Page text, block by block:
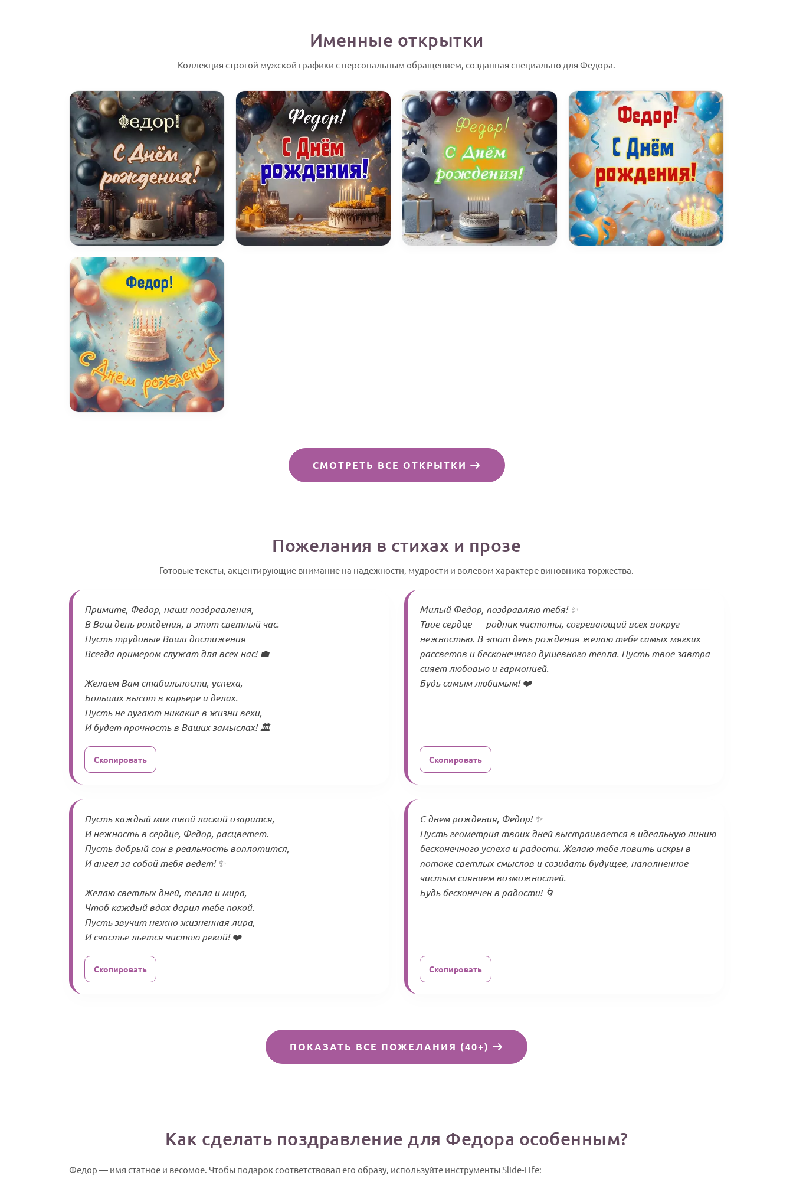
Именные открытки
Коллекция строгой мужской графики с персональным обращением, созданная специально для Федора.
СМОТРЕТЬ ВСЕ ОТКРЫТКИ
Пожелания в стихах и прозе
Готовые тексты, акцентирующие внимание на надежности, мудрости и волевом характере виновника торжества.
Примите, Федор, наши поздравления,
В Ваш день рождения, в этот светлый час.
Пусть трудовые Ваши достижения
Всегда примером служат для всех нас! 💼
Желаем Вам стабильности, успеха,
Больших высот в карьере и делах.
Пусть не пугают никакие в жизни вехи,
И будет прочность в Ваших замыслах! 🏛️
Скопировать
Милый Федор, поздравляю тебя! ✨
Твое сердце — родник чистоты, согревающий всех вокруг
нежностью. В этот день рождения желаю тебе самых мягких
рассветов и бесконечного душевного тепла. Пусть твое завтра
сияет любовью и гармонией.
Будь самым любимым! ❤️
Скопировать
Пусть каждый миг твой лаской озарится,
И нежность в сердце, Федор, расцветет.
Пусть добрый сон в реальность воплотится,
И ангел за собой тебя ведет! ✨
Желаю светлых дней, тепла и мира,
Чтоб каждый вдох дарил тебе покой.
Пусть звучит нежно жизненная лира,
И счастье льется чистою рекой! ❤️
Скопировать
С днем рождения, Федор! ✨
Пусть геометрия твоих дней выстраивается в идеальную линию
бесконечного успеха и радости. Желаю тебе ловить искры в
потоке светлых смыслов и созидать будущее, наполненное
чистым сиянием возможностей.
Будь бесконечен в радости! 🌀
Скопировать
ПОКАЗАТЬ ВСЕ ПОЖЕЛАНИЯ (40+)
Как сделать поздравление для Федора особенным?
Федор — имя статное и весомое. Чтобы подарок соответствовал его образу, используйте инструменты Slide-Life: